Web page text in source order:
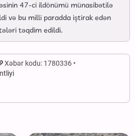
47-ci ildönümü münasibətilə
və bu milli paradda iştirak edən
təqdim edildi.
Xəbər kodu: 1780336